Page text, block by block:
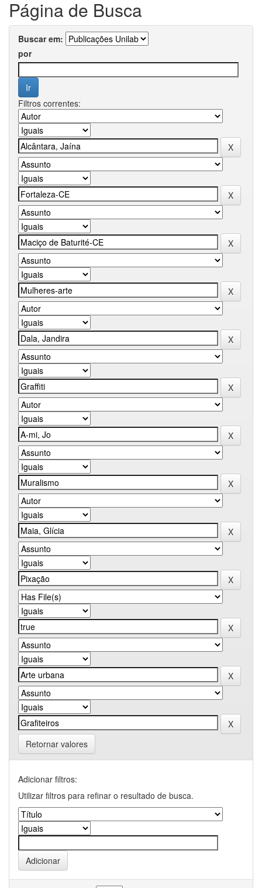
Página de Busca
Buscar em:
por
Filtros correntes:
Retornar valores
Adicionar filtros:
Utilizar filtros para refinar o resultado de busca.